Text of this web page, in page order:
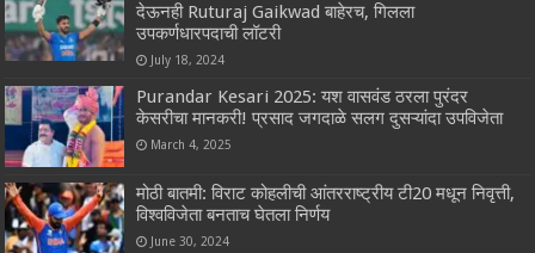
देऊनही Ruturaj Gaikwad बाहेरच, गिलला
उपकर्णधारपदाची लॉटरी
July 18, 2024
Purandar Kesari 2025: यश वासवंड ठरला पुरंदर
केसरीचा मानकरी! प्रसाद जगदाळे सलग दुसऱ्यांदा उपविजेता
March 4, 2025
मोठी बातमी: विराट कोहलीची आंतरराष्ट्रीय टी20 मधून निवृत्ती,
विश्वविजेता बनताच घेतला निर्णय
June 30, 2024